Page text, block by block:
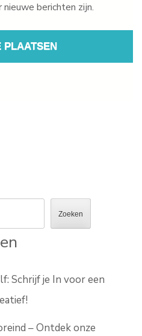
berichten zijn.
Zoeken
Schrijf je In voor een
– Ontdek onze